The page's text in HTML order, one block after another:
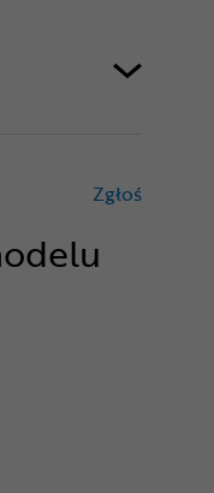
Zgłoś